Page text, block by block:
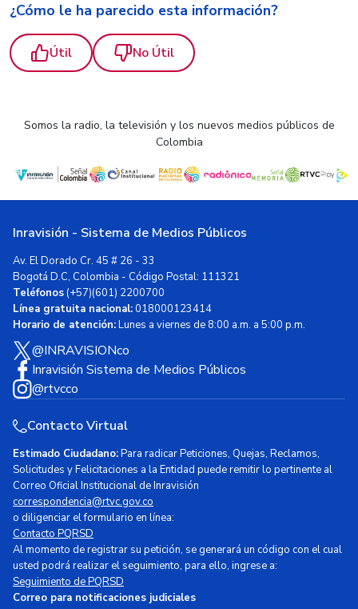
¿Cómo le ha parecido esta información?
Útil No Útil
Somos la radio, la televisión y los nuevos medios públicos de
Colombia
Inravisión - Sistema de Medios Públicos
Av. El Dorado Cr. 45 # 26 - 33
Bogotá D.C, Colombia - Código Postal: 111321
Teléfonos(+57)(601) 2200700
Línea gratuita nacional:018000123414
Horario de atención:Lunes a viernes de 8:00 a.m. a 5:00 p.m.
@INRAVISIONco
Inravisión Sistema de Medios Públicos
@rtvcco
Contacto Virtual
Estimado Ciudadano:Para radicar Peticiones, Quejas, Reclamos,
Solicitudes y Felicitaciones a la Entidad puede remitir lo pertinente al
Correo Oficial Institucional de Inravisión
correspondencia@rtvc.gov.co
o diligenciar el formulario en línea:
Contacto PQRSD
Al momento de registrar su petición, se generará un código con el cual
usted podrá realizar el seguimiento, para ello, ingrese a:
Seguimiento de PQRSD
Correo para notificaciones judiciales